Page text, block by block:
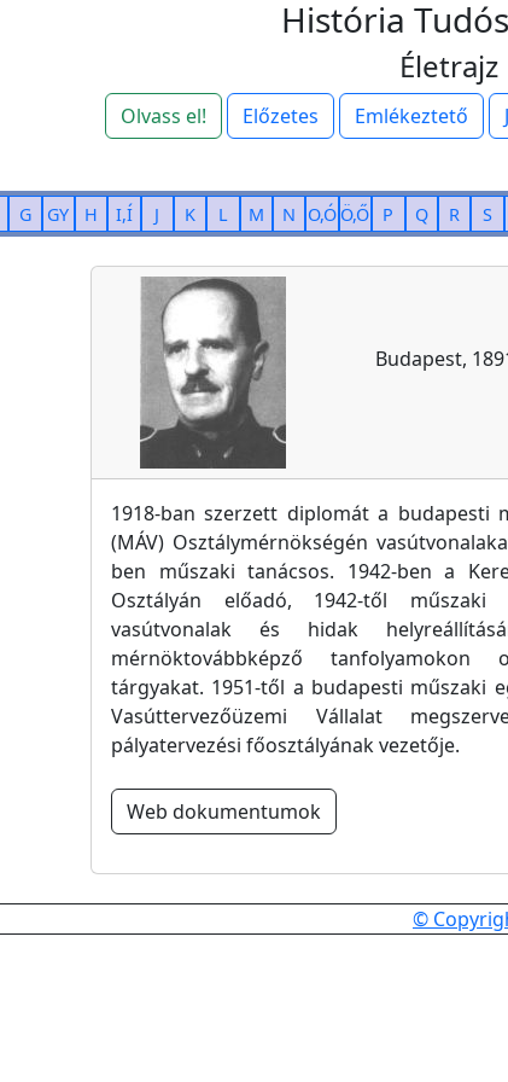
História
Életrajz
Olvass el! Előzetes Emlékeztető
G GY H I,Í J K L M N O,Ó Ö,Ő P Q R S
Budapest,
1918-ban szerzett diplomát a budapesti
(MÁV) Osztálymérnökségén
ben műszaki tanácsos. 1942-ben a
Osztályán előadó, 1942-től
vasútvonalak és hidak
mérnöktovábbképző tanfolyamokon
tárgyakat. 1951-től a budapesti műszaki
Vasúttervezőüzemi Vállalat
pályatervezési főosztályának vezetője.
Web dokumentumok
©